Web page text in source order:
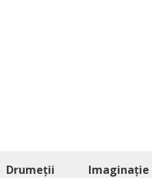
Drumeții Imaginație